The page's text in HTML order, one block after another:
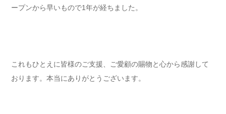
ープンから早いもので1年が経ちました。
これもひとえに皆様のご支援、ご愛顧の賜物と心から感謝して
おります。本当にありがとうございます。